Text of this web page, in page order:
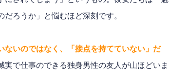
ろうか」と悩むほど深刻です。
ないのではなく、「接点を持てていない」だ
で仕事のできる独身男性の友人が山ほどいま